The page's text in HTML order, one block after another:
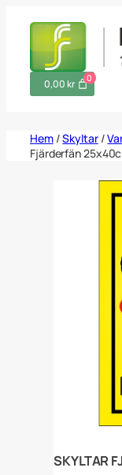
0
0,00 kr
Hem/Skyltar/
Fjärderfän
SKYLTAR